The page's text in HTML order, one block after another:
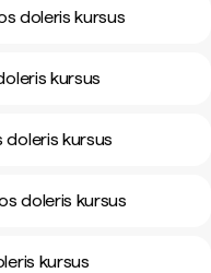
doleris kursus
kursus
doleris kursus
doleris kursus
kursus